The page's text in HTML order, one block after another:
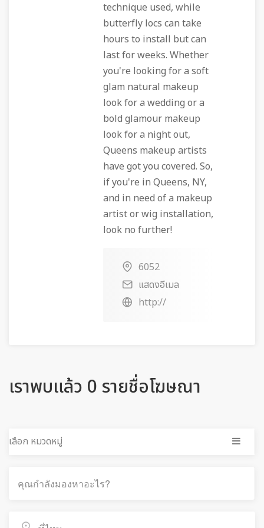
technique used, while
butterfly locs can take
hours to install but can
last for weeks. Whether
you're looking for a soft
glam natural makeup
look for a wedding or a
bold glamour makeup
look for a night out,
Queens makeup artists
have got you covered. So,
if you're in Queens, NY,
and in need of a makeup
artist or wig installation,
look no further!
6052
แสดงอีเมล
http://
เราพบแล้ว 0 รายชื่อโฆษณา
เลือก หมวดหมู่